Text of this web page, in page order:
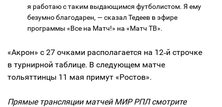
я работаю с таким выдающимся футболистом. Я ему
безумно благодарен, — сказал Тедеев в эфире
программы «Все на Матч!» на «Матч ТВ».
«Акрон» с 27 очками располагается на 12‑й строчке
в турнирной таблице. В следующем матче
тольяттинцы 11 мая примут «Ростов».
Прямые трансляции матчей МИР РПЛ смотрите